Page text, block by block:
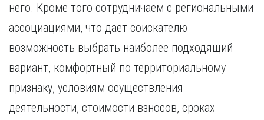
него. Кроме того сотрудничаем с региональными
ассоциациями, что дает соискателю
возможность выбрать наиболее подходящий
вариант, комфортный по территориальному
признаку, условиям осуществления
деятельности, стоимости взносов, сроках